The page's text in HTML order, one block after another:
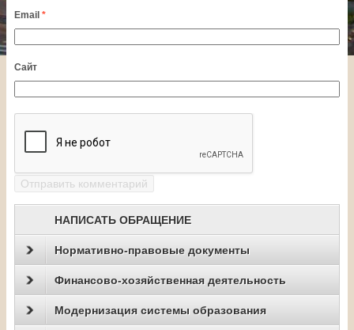
Email *
Сайт
НАПИСАТЬ ОБРАЩЕНИЕ
Нормативно-правовые документы
Финансово-хозяйственная деятельность
Модернизация системы образования